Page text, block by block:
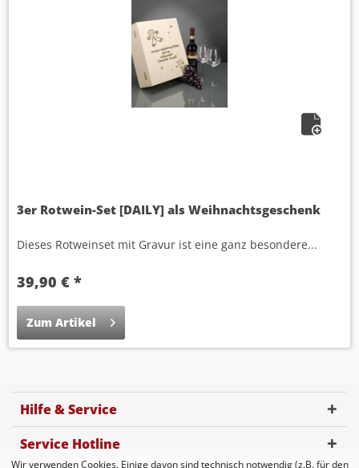
3er Rotwein-Set [DAILY] als Weihnachtsgeschenk
Dieses Rotweinset mit Gravur ist eine ganz besondere...
39,90 € *
Zum Artikel
Hilfe & Service
Service Hotline
Wir verwenden Cookies. Einige davon sind technisch notwendig (z.B. für den